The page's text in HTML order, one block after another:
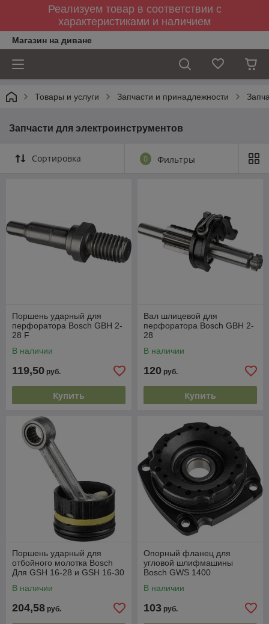
Реализуем товар в соответствии с
характеристиками и наличием
Магазин на диване
Товары и услуги Запчасти и принадлежности
Запчасти для электроинструментов
Сортировка 0 Фильтры
Поршень ударный для
перфоратора Bosch GBH 2-
28 F
В наличии
119,50 руб.
Купить
Вал шлицевой для
перфоратора Bosch GBH 2-
28
В наличии
120 руб.
Купить
Поршень ударный для
отбойного молотка Bosch
Для GSH 16-28 и GSH 16-30
В наличии
204,58 руб.
Опорный фланец для
угловой шлифмашины
Bosch GWS 1400
В наличии
103 руб.